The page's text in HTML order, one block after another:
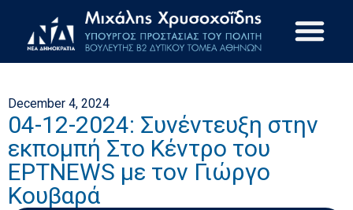
December 4, 2024
04-12-2024: Συνέντευξη στην
εκπομπή Στο Κέντρο του
ΕΡΤNEWS με τον Γιώργο
Κουβαρά